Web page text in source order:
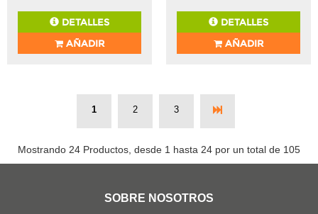
DETALLES
AÑADIR
DETALLES
AÑADIR
1 2 3
Mostrando 24 Productos, desde 1 hasta 24 por un total de 105
SOBRE NOSOTROS